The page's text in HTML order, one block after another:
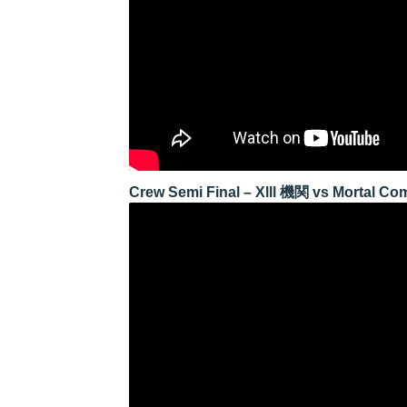
Crew Semi Final – Xlll 機関 vs Mortal